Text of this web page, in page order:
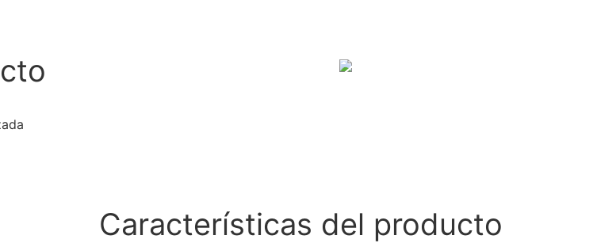
Características del producto